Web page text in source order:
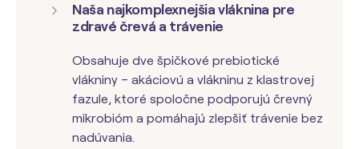
Naša najkomplexnejšia vláknina pre
zdravé črevá a trávenie
Obsahuje dve špičkové prebiotické
vlákniny – akáciovú a vlákninu z klastrovej
fazule, ktoré spoločne podporujú črevný
mikrobióm a pomáhajú zlepšiť trávenie bez
nadúvania.